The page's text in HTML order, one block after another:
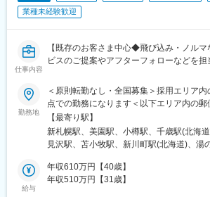
業種未経験歓迎
仕事内容
【既存のお客さま中心◆飛び込み・ノル
ビスのご提案やアフターフォローなどを担
勤務地
＜原則転勤なし・全国募集＞採用エリア
点での勤務になります＜以下エリア内の郵
んぽサービス部＞■北海道エリア：北海道
岩手県、宮城県、秋田県、山形県、福島
栃木県、群馬県、埼玉県、千葉県■東京エ
ア：富山県、石川県、福井県■東海エリア
県、三重県■近畿エリア：滋賀県、京都府
【最寄り駅】
新札幌駅、美園駅、小樽駅、千歳駅(北海
見沢駅、苫小牧駅、新川町駅(北海道)、湯
駅、津軽五所川原駅、八戸駅、三沢駅(青
駅、二戸駅、一ノ関駅、宮古駅、北上駅、
給与
年収610万円【40歳】
年収510万円【31歳】